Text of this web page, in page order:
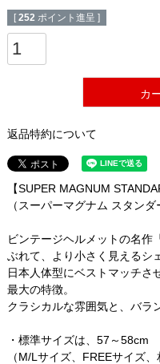
[ 252 ポイント進呈 ]
カ
返品特約について
【SUPER MAGNUM
（スーパーマグナム スタン
ビンテージヘルメットの名作
ぶれて、より小さく見えるシ
日本人体型にベストマッチさ
最大の特徴。
クラシカルな雰囲気と、バラ
・標準サイズは、57～58cm
（M/Lサイズ、FREEサイズ、